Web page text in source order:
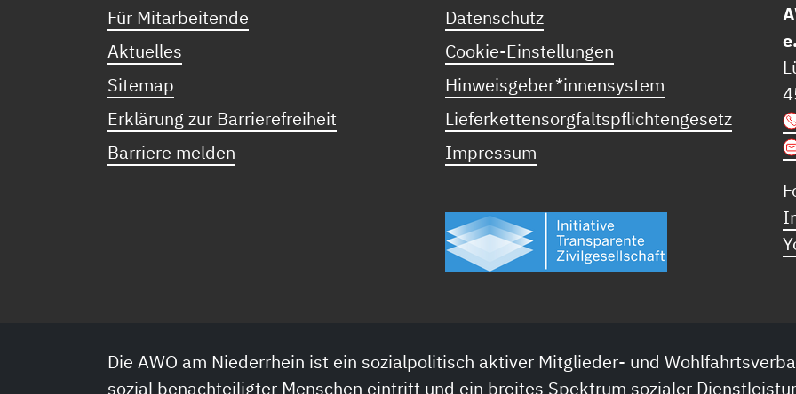
Für Mitarbeitende
Aktuelles
Sitemap
Erklärung zur Barrierefreiheit
Barriere melden
Datenschutz
Cookie-Einstellungen
Hinweisgeber*innensystem
Lieferkettensorgfaltspflichtengesetz
Impressum
Die AWO am Niederrhein ist ein sozialpolitisch aktiver Mitglieder- und
sozial benachteiligter Menschen eintritt und ein breites Spektrum sozialer